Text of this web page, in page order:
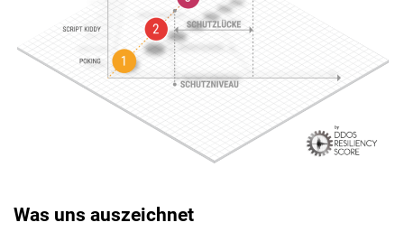
Was uns auszeichnet